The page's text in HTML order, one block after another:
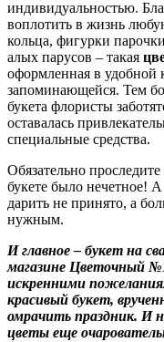
индивидуальностью.
воплотить в жизнь
кольца, фигурки
алых парусов – такая
оформленная в удобной
запоминающейся. Тем
букета флористы
оставалась
специальные средства.
Обязательно
букете было нечетное!
дарить не принято, а
нужным.
И главное – букет на
магазине Цветочный
искренними
красивый букет,
омрачить праздник. И
цветы еще